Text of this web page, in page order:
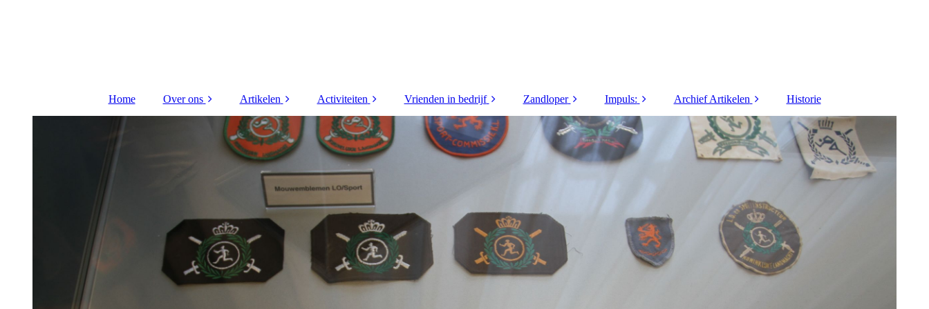
Home Over ons
Bestuur Stichting
Contact
Artikelen
Kritieke taken (4)
Hiba Litouwen
gerenoveerd
VTO 2026 Diploma
uitreiking
Kritieke taken (3)
FLO receptie Andre
Wijnberger
Activiteiten
Golfdag 2026
Helm van Limburg
2026
Helm van Limburg
2026 verslag
Korpsdag 2026
Motortocht 2026
Tourspel 2026
Vrienden in bedrijf
Supporters
Vrienden in bedrijf
Zandloper
2026
2025
2022
2021
Impuls:
1973
1976
1977
1978
Archief Artikelen
40 jaar LO&Sport
5 Vragen / Interviews
Columns / series
Commanders Coin
Innovatie / Informatie
Historie